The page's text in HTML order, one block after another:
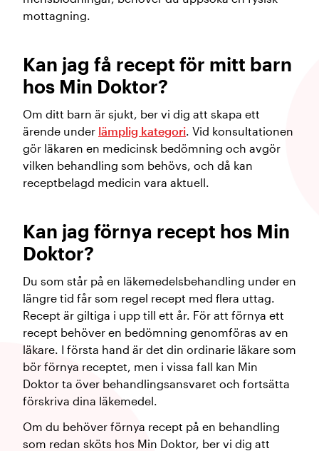
mottagning.
Kan jag få recept för mitt barn
hos Min Doktor?
Om ditt barn är sjukt, ber vi dig att skapa ett
ärende under lämplig kategori. Vid konsultationen
gör läkaren en medicinsk bedömning och avgör
vilken behandling som behövs, och då kan
receptbelagd medicin vara aktuell.
Kan jag förnya recept hos Min
Doktor?
Du som står på en läkemedelsbehandling under en
längre tid får som regel recept med flera uttag.
Recept är giltiga i upp till ett år. För att förnya ett
recept behöver en bedömning genomföras av en
läkare. I första hand är det din ordinarie läkare som
bör förnya receptet, men i vissa fall kan Min
Doktor ta över behandlingsansvaret och fortsätta
förskriva dina läkemedel.
Om du behöver förnya recept på en behandling
som redan sköts hos Min Doktor, ber vi dig att